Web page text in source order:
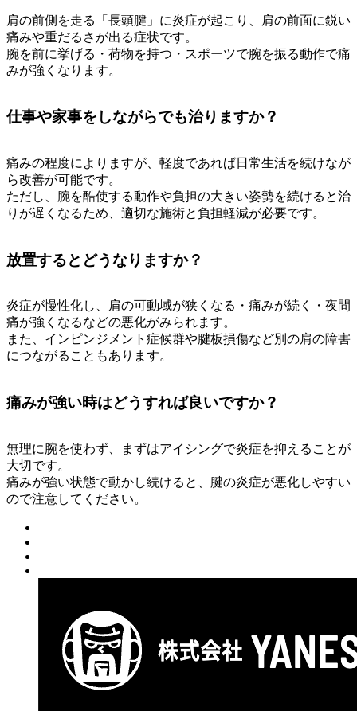
肩の前側を走る「長頭腱」に炎症が起こり、肩の前面に鋭い
痛みや重だるさが出る症状です。
腕を前に挙げる・荷物を持つ・スポーツで腕を振る動作で痛
みが強くなります。
仕事や家事をしながらでも治りますか？
痛みの程度によりますが、軽度であれば日常生活を続けなが
ら改善が可能です。
ただし、腕を酷使する動作や負担の大きい姿勢を続けると治
りが遅くなるため、適切な施術と負担軽減が必要です。
放置するとどうなりますか？
炎症が慢性化し、肩の可動域が狭くなる・痛みが続く・夜間
痛が強くなるなどの悪化がみられます。
また、インピンジメント症候群や腱板損傷など別の肩の障害
につながることもあります。
痛みが強い時はどうすれば良いですか？
無理に腕を使わず、まずはアイシングで炎症を抑えることが
大切です。
痛みが強い状態で動かし続けると、腱の炎症が悪化しやすい
ので注意してください。